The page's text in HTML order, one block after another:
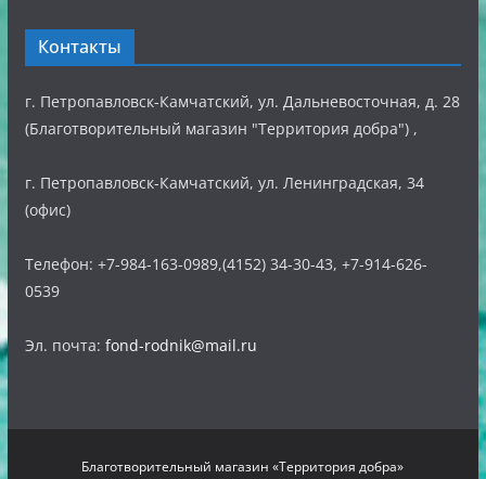
Контакты
г. Петропавловск-Камчатский, ул. Дальневосточная, д. 28
(Благотворительный магазин "Территория добра") ,
г. Петропавловск-Камчатский, ул. Ленинградская, 34
(офис)
Телефон: +7-984-163-0989,(4152) 34-30-43, +7-914-626-
0539
Эл. почта: fond-rodnik@mail.ru
Благотворительный магазин «Территория добра»